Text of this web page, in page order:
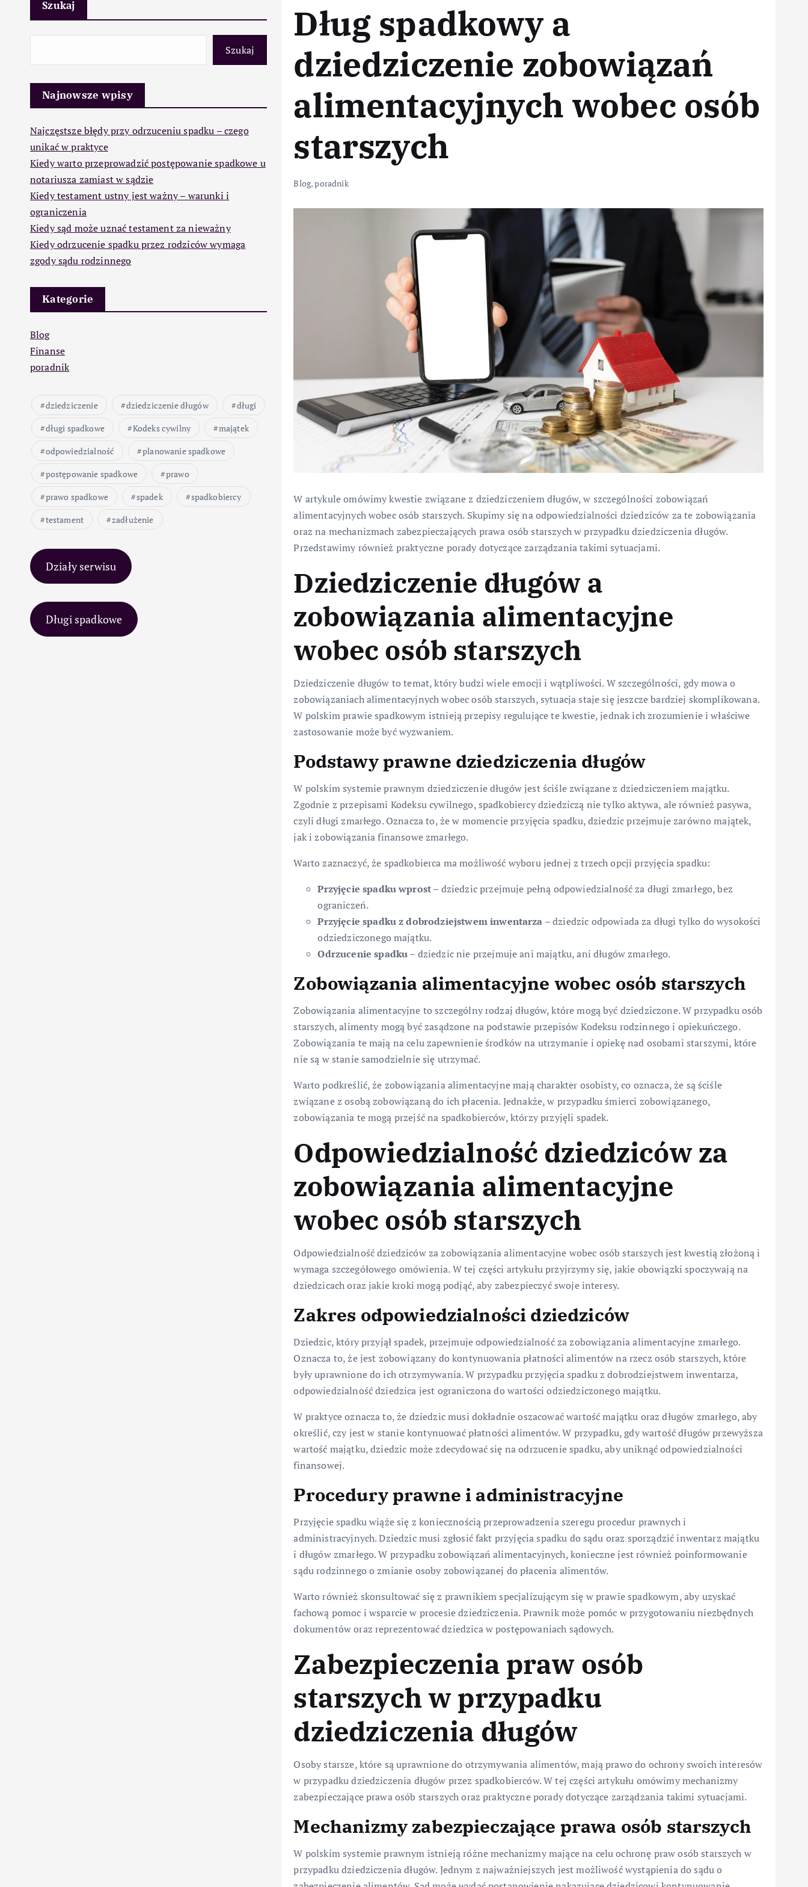
Szukaj
Szukaj
Najnowsze wpisy
Najczęstsze błędy przy odrzuceniu spadku – czego
unikać w praktyce
Kiedy warto przeprowadzić postępowanie spadkowe u
notariusza zamiast w sądzie
Kiedy testament ustny jest ważny – warunki i
ograniczenia
Kiedy sąd może uznać testament za nieważny
Kiedy odrzucenie spadku przez rodziców wymaga
zgody sądu rodzinnego
Kategorie
Blog
Finanse
poradnik
dziedziczenie dziedziczenie długów
długi
długi spadkowe
Kodeks cywilny
majątek
odpowiedzialność
planowanie spadkowe
postępowanie spadkowe
prawo
prawo spadkowe
spadek
spadkobiercy
testament
zadłużenie
Działy serwisu
Długi spadkowe
Dług spadkowy a
dziedziczenie zobowiązań
alimentacyjnych wobec osób
starszych
Blog,poradnik
W artykule omówimy kwestie związane z dziedziczeniem długów, w szczególności zobowiązań
alimentacyjnych wobec osób starszych. Skupimy się na odpowiedzialności dziedziców za te zobowiązania
oraz na mechanizmach zabezpieczających prawa osób starszych w przypadku dziedziczenia długów.
Przedstawimy również praktyczne porady dotyczące zarządzania takimi sytuacjami.
Dziedziczenie długów a
zobowiązania alimentacyjne
wobec osób starszych
Dziedziczenie długów to temat, który budzi wiele emocji i wątpliwości. W szczególności, gdy mowa o
zobowiązaniach alimentacyjnych wobec osób starszych, sytuacja staje się jeszcze bardziej skomplikowana.
W polskim prawie spadkowym istnieją przepisy regulujące te kwestie, jednak ich zrozumienie i właściwe
zastosowanie może być wyzwaniem.
Podstawy prawne dziedziczenia długów
W polskim systemie prawnym dziedziczenie długów jest ściśle związane z dziedziczeniem majątku.
Zgodnie z przepisami Kodeksu cywilnego, spadkobiercy dziedziczą nie tylko aktywa, ale również pasywa,
czyli długi zmarłego. Oznacza to, że w momencie przyjęcia spadku, dziedzic przejmuje zarówno majątek,
jak i zobowiązania finansowe zmarłego.
Warto zaznaczyć, że spadkobierca ma możliwość wyboru jednej z trzech opcji przyjęcia spadku:
Przyjęcie spadku wprost– dziedzic przejmuje pełną odpowiedzialność za długi zmarłego, bez
ograniczeń.
Przyjęcie spadku z dobrodziejstwem inwentarza – dziedzic odpowiada za długi tylko do wysokości
odziedziczonego majątku.
Odrzucenie spadku– dziedzic nie przejmuje ani majątku, ani długów zmarłego.
Zobowiązania alimentacyjne wobec osób starszych
Zobowiązania alimentacyjne to szczególny rodzaj długów, które mogą być dziedziczone. W przypadku osób
starszych, alimenty mogą być zasądzone na podstawie przepisów Kodeksu rodzinnego i opiekuńczego.
Zobowiązania te mają na celu zapewnienie środków na utrzymanie i opiekę nad osobami starszymi, które
nie są w stanie samodzielnie się utrzymać.
Warto podkreślić, że zobowiązania alimentacyjne mają charakter osobisty, co oznacza, że są ściśle
związane z osobą zobowiązaną do ich płacenia. Jednakże, w przypadku śmierci zobowiązanego,
zobowiązania te mogą przejść na spadkobierców, którzy przyjęli spadek.
Odpowiedzialność dziedziców za
zobowiązania alimentacyjne
wobec osób starszych
Odpowiedzialność dziedziców za zobowiązania alimentacyjne wobec osób starszych jest kwestią złożoną i
wymaga szczegółowego omówienia. W tej części artykułu przyjrzymy się, jakie obowiązki spoczywają na
dziedzicach oraz jakie kroki mogą podjąć, aby zabezpieczyć swoje interesy.
Zakres odpowiedzialności dziedziców
Dziedzic, który przyjął spadek, przejmuje odpowiedzialność za zobowiązania alimentacyjne zmarłego.
Oznacza to, że jest zobowiązany do kontynuowania płatności alimentów na rzecz osób starszych, które
były uprawnione do ich otrzymywania. W przypadku przyjęcia spadku z dobrodziejstwem inwentarza,
odpowiedzialność dziedzica jest ograniczona do wartości odziedziczonego majątku.
W praktyce oznacza to, że dziedzic musi dokładnie oszacować wartość majątku oraz długów zmarłego, aby
określić, czy jest w stanie kontynuować płatności alimentów. W przypadku, gdy wartość długów przewyższa
wartość majątku, dziedzic może zdecydować się na odrzucenie spadku, aby uniknąć odpowiedzialności
finansowej.
Procedury prawne i administracyjne
Przyjęcie spadku wiąże się z koniecznością przeprowadzenia szeregu procedur prawnych i
administracyjnych. Dziedzic musi zgłosić fakt przyjęcia spadku do sądu oraz sporządzić inwentarz majątku
i długów zmarłego. W przypadku zobowiązań alimentacyjnych, konieczne jest również poinformowanie
sądu rodzinnego o zmianie osoby zobowiązanej do płacenia alimentów.
Warto również skonsultować się z prawnikiem specjalizującym się w prawie spadkowym, aby uzyskać
fachową pomoc i wsparcie w procesie dziedziczenia. Prawnik może pomóc w przygotowaniu niezbędnych
dokumentów oraz reprezentować dziedzica w postępowaniach sądowych.
Zabezpieczenia praw osób
starszych w przypadku
dziedziczenia długów
Osoby starsze, które są uprawnione do otrzymywania alimentów, mają prawo do ochrony swoich interesów
w przypadku dziedziczenia długów przez spadkobierców. W tej części artykułu omówimy mechanizmy
zabezpieczające prawa osób starszych oraz praktyczne porady dotyczące zarządzania takimi sytuacjami.
Mechanizmy zabezpieczające prawa osób starszych
W polskim systemie prawnym istnieją różne mechanizmy mające na celu ochronę praw osób starszych w
przypadku dziedziczenia długów. Jednym z najważniejszych jest możliwość wystąpienia do sądu o